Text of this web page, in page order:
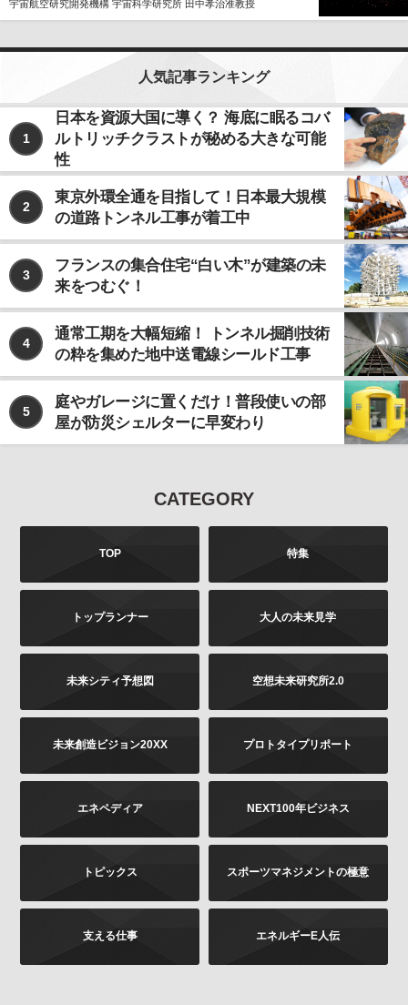
宇宙航空研究開発機構 宇宙科学研究所 田中孝治准教授
人気記事ランキング
1
日本を資源大国に導く？ 海底に眠るコバ
ルトリッチクラストが秘める大きな可能
性
2
東京外環全通を目指して！日本最大規模
の道路トンネル工事が着工中
3
フランスの集合住宅“白い木”が建築の未
来をつむぐ！
4
通常工期を大幅短縮！ トンネル掘削技術
の粋を集めた地中送電線シールド工事
5
庭やガレージに置くだけ！普段使いの部
屋が防災シェルターに早変わり
CATEGORY
TOP 特集
トップランナー 大人の未来見学
未来シティ予想図 空想未来研究所2.0
未来創造ビジョン20XX プロトタイプリポート
エネペディア NEXT100年ビジネス
トピックス スポーツマネジメントの極意
支える仕事 エネルギーE人伝